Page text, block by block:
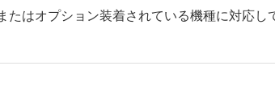
はオプション装着されている機種に対応し